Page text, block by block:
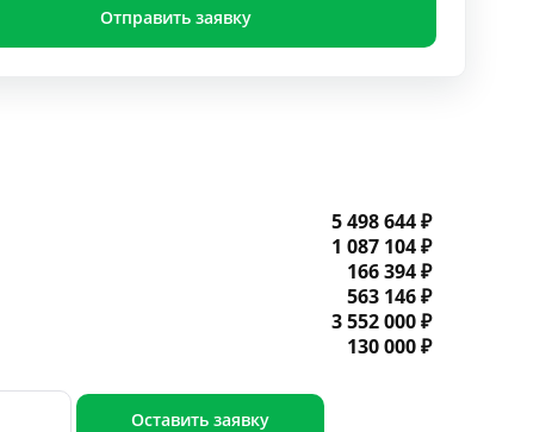
Отправить заявку
5 498 644 ₽
1 087 104 ₽
166 394 ₽
563 146 ₽
3 552 000 ₽
130 000 ₽
Оставить заявку